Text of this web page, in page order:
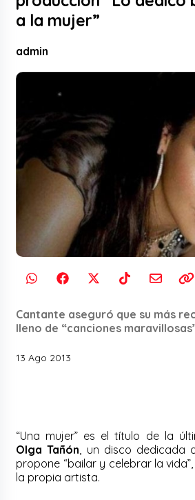
a la mujer”
admin
Cantante aseguró que su más
lleno de “canciones
13 Ago 2013
“Una mujer” es el título de la
Olga Tañón, un disco dedicada
propone “bailar y celebrar la
la propia artista.